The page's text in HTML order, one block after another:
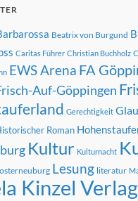
Beatrix von Burgund
Caritas Führer Christian Buchholz
EWS Arena FA
Auf-Göppingen
Gerechtigkeit
Roman
Kultur Kulturnacht
Lesung literatur
Kinzel Verlag